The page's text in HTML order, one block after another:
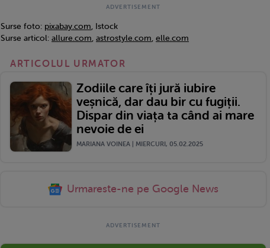
Surse foto: pixabay.com, Istock
Surse articol: allure.com, astrostyle.com, elle.com
ARTICOLUL URMATOR
Zodiile care îți jură iubire
veșnică, dar dau bir cu fugiții.
Dispar din viața ta când ai mare
nevoie de ei
MARIANA VOINEA | MIERCURI, 05.02.2025
Urmareste-ne pe Google News